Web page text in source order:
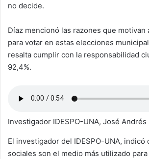
no decide.
Díaz mencionó las razones que motivan
para votar en estas elecciones
resalta cumplir con la responsabilidad
92,4%.
Investigador IDESPO-UNA, José Andrés
El investigador del IDESPO-UNA, indicó
sociales son el medio más utilizado